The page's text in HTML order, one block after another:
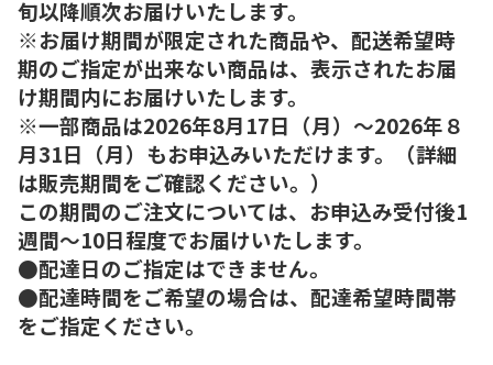
旬以降順次お届けいたします。
※お届け期間が限定された商品や、配送希望時
期のご指定が出来ない商品は、表示されたお届
け期間内にお届けいたします。
※一部商品は2026年8月17日（月）～2026年８
月31日（月）もお申込みいただけます。（詳細
は販売期間をご確認ください。）
この期間のご注文については、お申込み受付後1
週間～10日程度でお届けいたします。
●配達日のご指定はできません。
●配達時間をご希望の場合は、配達希望時間帯
をご指定ください。